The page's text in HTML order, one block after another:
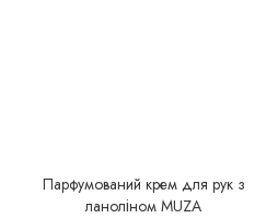
Парфумований крем для рук з
ланоліном MUZA